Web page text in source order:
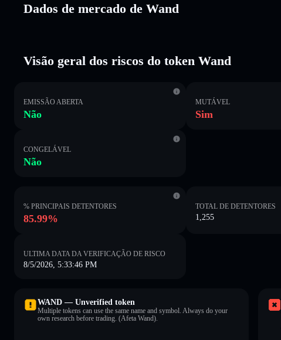
Dados de mercado de Wand
Visão geral dos riscos do token Wand
EMISSÃO ABERTA
Não
MUTÁVEL
Sim
CONGELÁVEL
Não
% PRINCIPAIS DETENTORES
85.99%
TOTAL DE DETENTORES
1,255
ULTIMA DATA DA VERIFICAÇÃO DE RISCO
8/5/2026, 5:33:46 PM
WAND — Unverified token
Multiple tokens can use the same name and symbol. Always do your
own research before trading. (Afeta Wand).